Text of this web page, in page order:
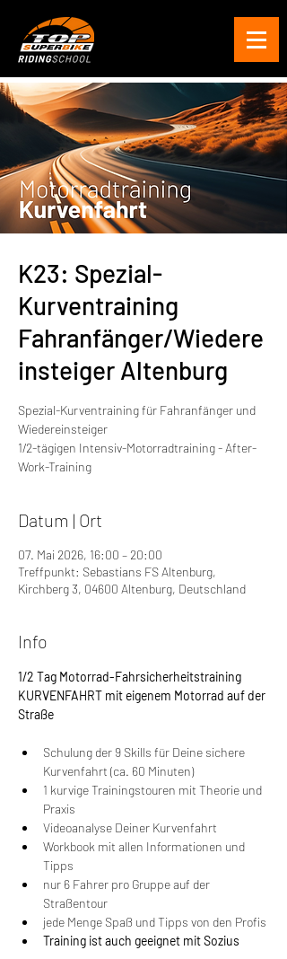
K23: Spezial-
Kurventraining
Fahranfänger/Wiedere
insteiger Altenburg
Spezial-Kurventraining für Fahranfänger und
Wiedereinsteiger
1/2-tägigen Intensiv-Motorradtraining - After-
Work-Training
Datum | Ort
07. Mai 2026, 16:00 – 20:00
Treffpunkt: Sebastians FS Altenburg,
Kirchberg 3, 04600 Altenburg, Deutschland
Info
1/2 Tag Motorrad-Fahrsicherheitstraining
KURVENFAHRT mit eigenem Motorrad auf der
Straße
Schulung der 9 Skills für Deine sichere
Kurvenfahrt (ca. 60 Minuten)
1 kurvige Trainingstouren mit Theorie und
Praxis
Videoanalyse Deiner Kurvenfahrt
Workbook mit allen Informationen und
Tipps
nur 6 Fahrer pro Gruppe auf der
Straßentour
jede Menge Spaß und Tipps von den Profis
Training ist auch geeignet mit Sozius